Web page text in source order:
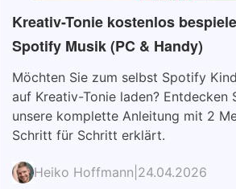
Kreativ-Tonie kostenlos
Spotify Musik (PC & Handy)
Möchten Sie zum selbst Spotify
auf Kreativ-Tonie laden? Entdecken
unsere komplette Anleitung mit 2
Schritt für Schritt erklärt.
Heiko Hoffmann 24.04.2026